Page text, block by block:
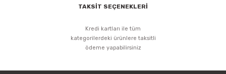
TAKSİT SEÇENEKLERİ
Kredi kartları ile tüm
kategorilerdeki ürünlere taksitli
ödeme yapabilirsiniz